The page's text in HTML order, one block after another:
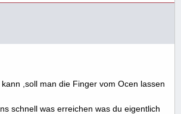
,soll man die Finger vom Ocen lassen
schnell was erreichen was du eigentlich